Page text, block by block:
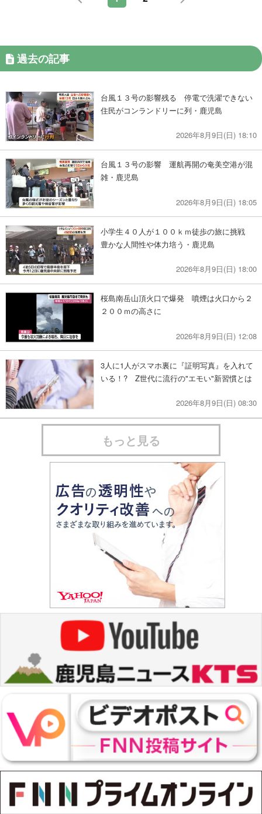
過去の記事
台風１３号の影響残る 停電で洗濯できない
住民がコンランドリーに列・鹿児島
2026年8月9日(日) 18:10
台風１３号の影響 運航再開の奄美空港が混
雑・鹿児島
2026年8月9日(日) 18:05
小学生４０人が１００ｋｍ徒歩の旅に挑戦
豊かな人間性や体力培う・鹿児島
2026年8月9日(日) 18:00
桜島南岳山頂火口で爆発 噴煙は火口から２
２００ｍの高さに
2026年8月9日(日) 12:08
3人に1人がスマホ裏に『証明写真』を入れて
いる！? Z世代に流行の"エモい"新習慣とは
2026年8月9日(日) 08:30
もっと見る